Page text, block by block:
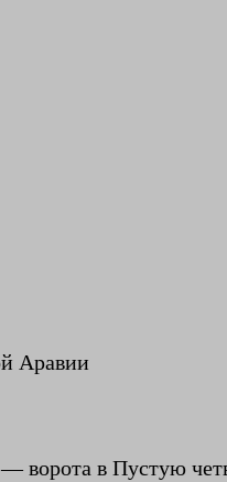
Аравии
ворота в Пустую